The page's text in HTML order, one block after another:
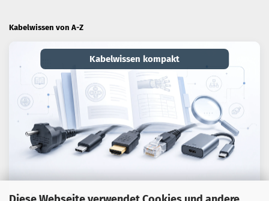
Kabelwissen von A-Z
Kabelwissen kompakt
Kabel-Lexikon